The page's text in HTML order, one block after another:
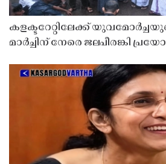
കളക്ടറേറ്റിലേക്ക്
മാർച്ചിന് നേരെ ജലപീരങ്കി